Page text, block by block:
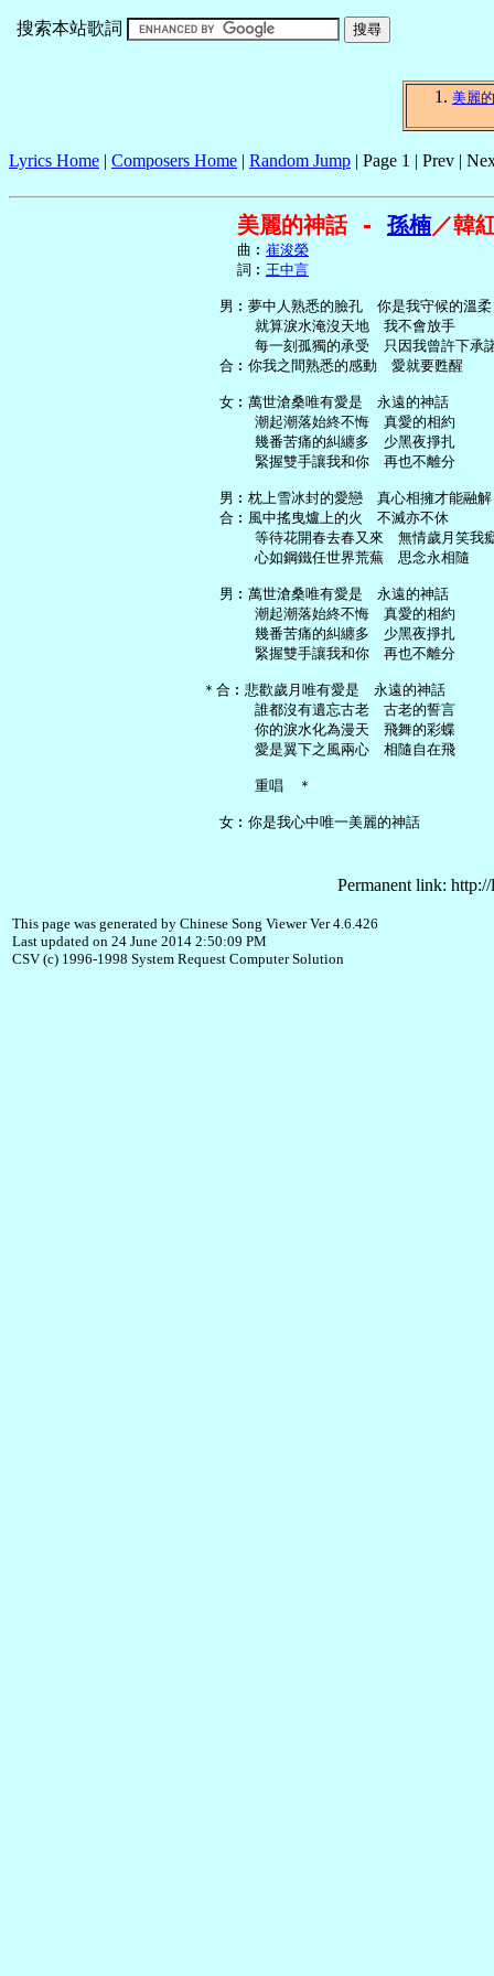
搜索本站歌詞
美麗
Lyrics Home | Composers Home | Random Jump | Page 1 | Prev |
美麗的神話 - 孫楠／韓
     曲︰
崔浚榮
     詞︰
王中言
   男︰夢中人熟悉的臉孔　你是我守候的溫柔
       就算淚水淹沒天地　我不會放手
每一刻孤獨的承受　只因我曾許下承
   合︰你我之間熟悉的感動　愛就要甦醒
   女︰萬世滄桑唯有愛是　永遠的神話
       潮起潮落始終不悔　真愛的相約
       幾番苦痛的糾纏多　少黑夜掙扎
       緊握雙手讓我和你　再也不離分
   男︰枕上雪冰封的愛戀　真心相擁才能融解
   合︰風中搖曳爐上的火　不滅亦不休
等待花開春去春又來　無情歲月笑我
       心如鋼鐵任世界荒蕪　思念永相隨
   男︰萬世滄桑唯有愛是　永遠的神話
       潮起潮落始終不悔　真愛的相約
       幾番苦痛的糾纏多　少黑夜掙扎
       緊握雙手讓我和你　再也不離分
＊合︰悲歡歲月唯有愛是　永遠的神話
       誰都沒有遺忘古老　古老的誓言
       你的淚水化為漫天　飛舞的彩蝶
       愛是翼下之風兩心　相隨自在飛
       重唱　＊
Permanent link:
This page was generated by Chinese Song Viewer Ver 4.6.426
Last updated on 24 June 2014 2:50:09 PM
CSV (c) 1996-1998 System Request Computer Solution